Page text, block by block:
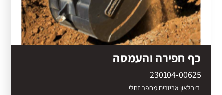
כף חפירה והעמסה
230104-00625
דיבלאון אביזרים מחפר זחלי